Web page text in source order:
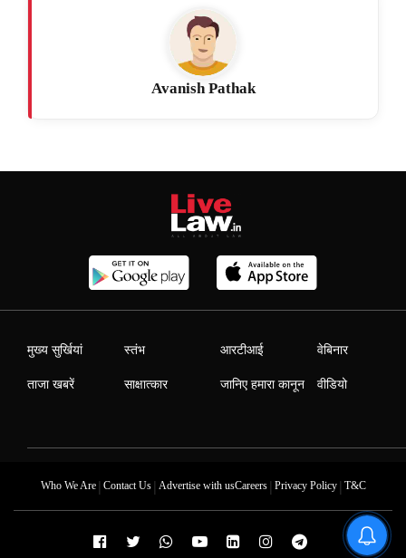
Avanish Pathak
मुख्य सुर्खियां
ताजा खबरें
स्तंभ
साक्षात्कार
आरटीआई
जानिए हमारा कानून
वेबिनार
वीडियो
Who We Are| Contact Us| Advertise with usCareers| Privacy Policy| T&C